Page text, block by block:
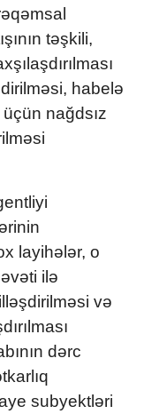
təşkili,
habelə
nağdsız
layihələr, o
ilə
və
dərc
subyektləri